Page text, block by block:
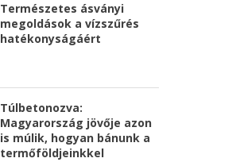
Természetes ásványi
megoldások a vízszűrés
hatékonyságáért
Túlbetonozva:
Magyarország jövője azon
is múlik, hogyan bánunk a
termőföldjeinkkel